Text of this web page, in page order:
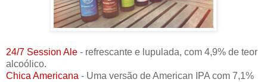
24/7 Session Ale - refrescante e lupulada, com 4,9% de teor
alcoólico.
Chica Americana - Uma versão de American IPA com 7,1%